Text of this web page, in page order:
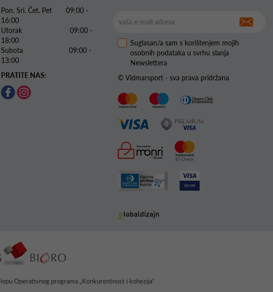
Pon. Sri. Čet. Pet 09:00 -
16:00
Utorak 09:00 -
18:00
Subota 09:00 -
13:00
PRATITE NAS:
Suglasan/a sam s korištenjem mojih
osobnih podataka u svrhu slanja
Newslettera
© Vidmarsport - sva prava pridržana
Operativnog programa „Konkurentnost i kohezija“